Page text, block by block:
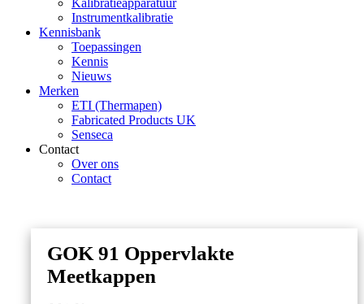
Kalibratieapparatuur
Instrumentkalibratie
Kennisbank
Toepassingen
Kennis
Nieuws
Merken
ETI (Thermapen)
Fabricated Products UK
Senseca
Contact
Over ons
Contact
GOK 91 Oppervlakte
Meetkappen